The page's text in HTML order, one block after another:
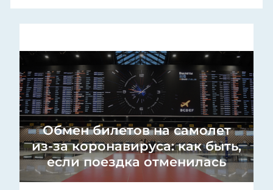
Обмен билетов на самолет
из-за коронавируса: как быть,
если поездка отменилась